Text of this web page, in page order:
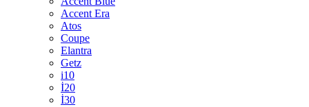
Accent Era
Atos
Coupe
Elantra
Getz
i10
İ20
İ30